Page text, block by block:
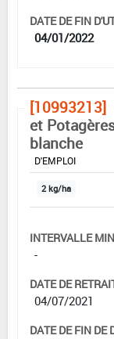
DATE DE FIN
04/01/2022
[10993213]
et
blanche
DOSE MAX
D'EMPLOI
2 kg/ha
INTERVALLE
-
DATE DE
04/07/2021
DATE DE FIN DE